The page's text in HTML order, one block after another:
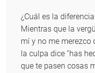
¿Cuál es la
Mientras que la
mí y no me merezco
la culpa dice “has
que te pasen cosas